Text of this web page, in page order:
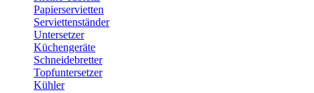
Papierservietten
Serviettenständer
Untersetzer
Küchengeräte
Schneidebretter
Topfuntersetzer
Kühler